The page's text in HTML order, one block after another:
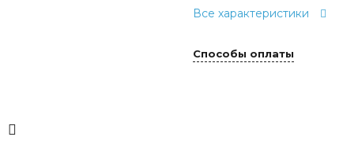
Все характеристики
Способы оплаты